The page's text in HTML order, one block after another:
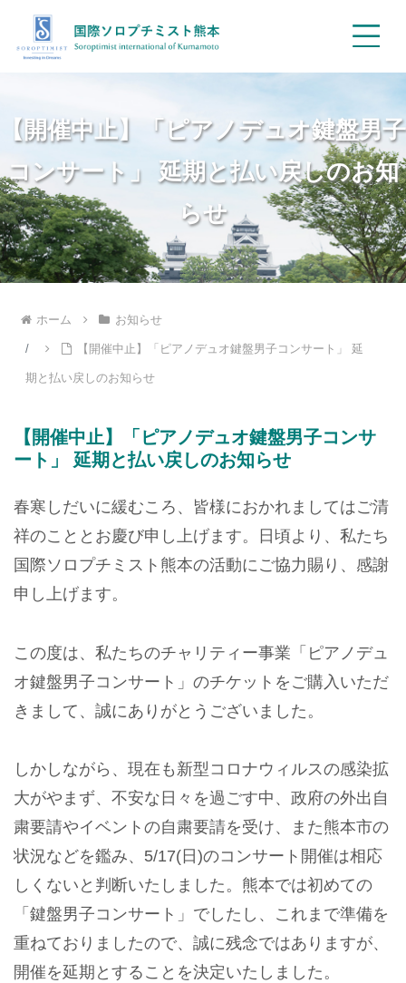
【開催中止】「ピアノデュオ鍵盤男子
コンサート」 延期と払い戻しのお知
らせ
ホーム お知らせ
【開催中止】「ピアノデュオ鍵盤男子コンサート」 延
期と払い戻しのお知らせ
【開催中止】「ピアノデュオ鍵盤男子コンサ
ート」 延期と払い戻しのお知らせ
春寒しだいに緩むころ、皆様におかれましてはご清
祥のこととお慶び申し上げます。日頃より、私たち
国際ソロプチミスト熊本の活動にご協力賜り、感謝
申し上げます。
この度は、私たちのチャリティー事業「ピアノデュ
オ鍵盤男子コンサート」のチケットをご購入いただ
きまして、誠にありがとうございました。
しかしながら、現在も新型コロナウィルスの感染拡
大がやまず、不安な日々を過ごす中、政府の外出自
粛要請やイベントの自粛要請を受け、また熊本市の
状況などを鑑み、5/17(日)のコンサート開催は相応
しくないと判断いたしました。熊本では初めての
「鍵盤男子コンサート」でしたし、これまで準備を
重ねておりましたので、誠に残念ではありますが、
開催を延期とすることを決定いたしました。